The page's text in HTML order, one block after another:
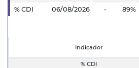
% CDI 06/08/2026 - 89%
Indicador
% CDI